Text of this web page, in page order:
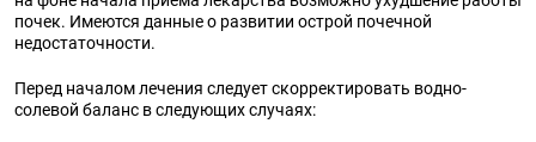
почек. Имеются данные о развитии острой почечной
недостаточности.
Перед началом лечения следует скорректировать водно-
солевой баланс в следующих случаях: